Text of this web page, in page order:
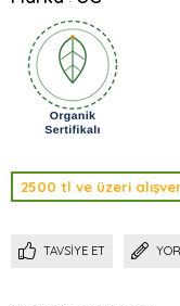
2500 tl ve üzeri
TAVSIYE ET